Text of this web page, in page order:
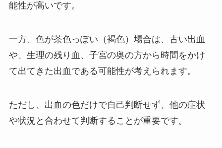
能性が高いです。
一方、色が茶色っぽい（褐色）場合は、古い出血
や、生理の残り血、子宮の奥の方から時間をかけ
て出てきた出血である可能性が考えられます。
ただし、出血の色だけで自己判断せず、他の症状
や状況と合わせて判断することが重要です。